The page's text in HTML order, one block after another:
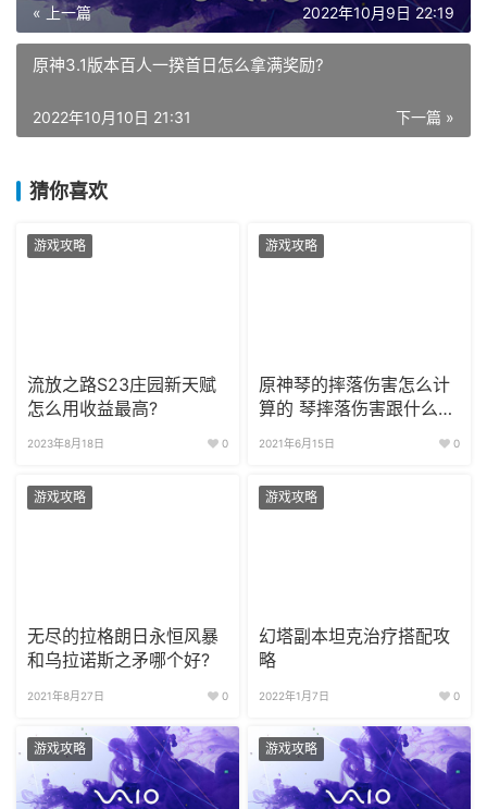
« 上一篇 2022年10月9日 22:19
原神3.1版本百人一揆首日怎么拿满奖励?
下一篇 »
2022年10月10日 21:31
猜你喜欢
游戏攻略
流放之路S23庄园新天赋
怎么用收益最高?
2023年8月18日 0
游戏攻略
原神琴的摔落伤害怎么计
算的 琴摔落伤害跟什么有
2021年6月15日 0
游戏攻略
无尽的拉格朗日永恒风暴
和乌拉诺斯之矛哪个好?
2021年8月27日 0
游戏攻略
幻塔副本坦克治疗搭配攻
略
2022年1月7日 0
游戏攻略 游戏攻略